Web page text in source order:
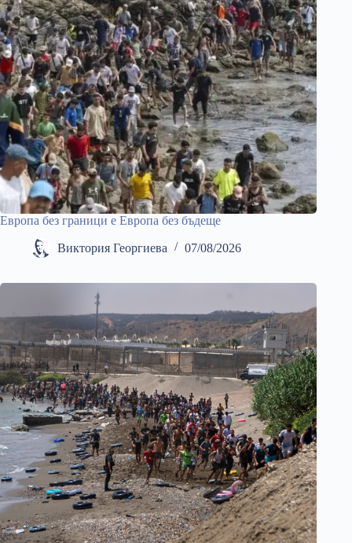
Европа без граници е Европа без бъдеще
Виктория Георгиева 07/08/2026